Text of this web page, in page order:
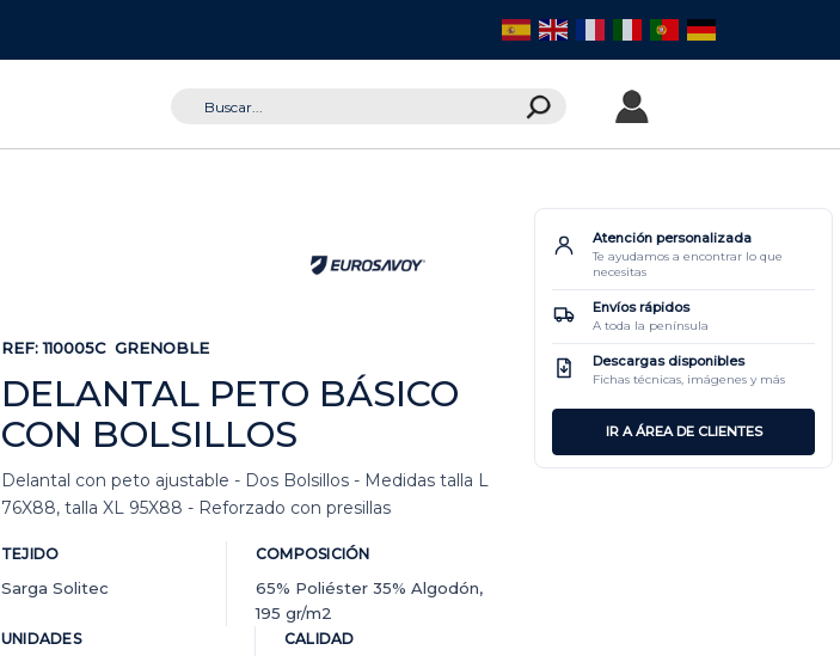
REF:110005C GRENOBLE
DELANTAL PETO BÁSICO
CON BOLSILLOS
Delantal con peto ajustable - Dos Bolsillos - Medidas talla L
76X88, talla XL 95X88 - Reforzado con presillas
TEJIDO
Sarga Solitec
COMPOSICIÓN
65% Poliéster 35% Algodón,
195 gr/m2
UNIDADES CALIDAD
Atención personalizada
Te ayudamos a encontrar lo que
necesitas
Envíos rápidos
A toda la península
Descargas disponibles
Fichas técnicas, imágenes y más
IR A ÁREA DE CLIENTES